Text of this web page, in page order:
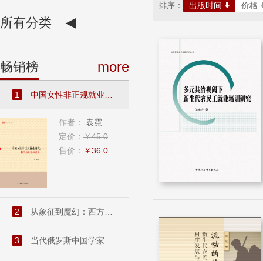
所有分类 ◀
畅销榜 more
1 中国女性非正规就业研究：基...
作者：
袁霓
定价： ￥45.0
售价： ￥36.0
2 从象征到魔幻：西方现代派文...
3 当代俄罗斯中国学家访谈录....
排序： 出版时间 价格